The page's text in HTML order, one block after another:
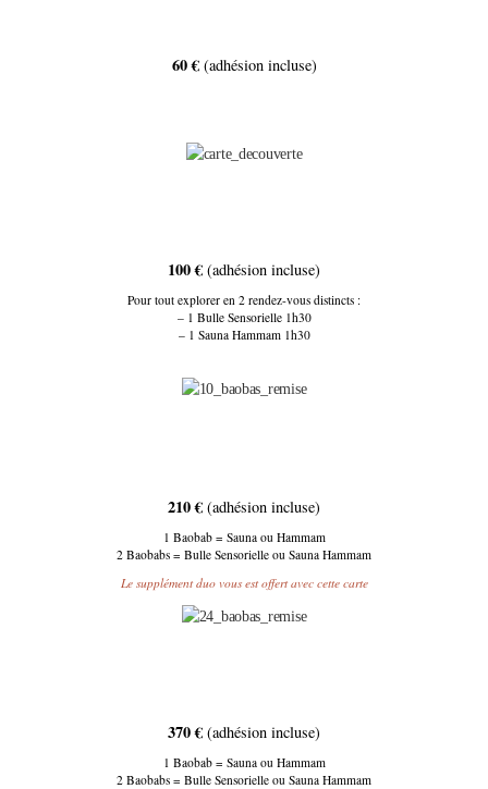
60 € (adhésion incluse)
100 € (adhésion incluse)
Pour tout explorer en 2 rendez-vous distincts :
– 1 Bulle Sensorielle 1h30
– 1 Sauna Hammam 1h30
210 € (adhésion incluse)
1 Baobab = Sauna ou Hammam
2 Baobabs = Bulle Sensorielle ou Sauna Hammam
Le supplément duo vous est offert avec cette carte
370 € (adhésion incluse)
1 Baobab = Sauna ou Hammam
2 Baobabs = Bulle Sensorielle ou Sauna Hammam